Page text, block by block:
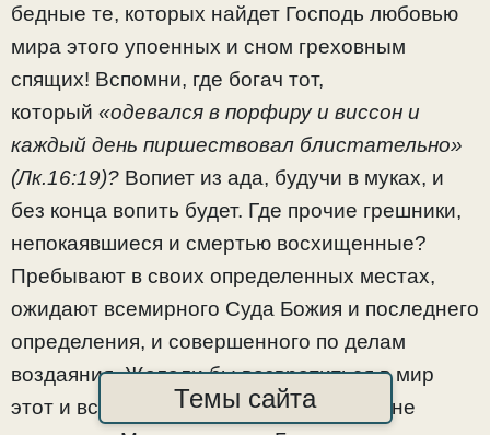
бедные те, которых найдет Господь любовью
мира этого упоенных и сном греховным
спящих! Вспомни, где богач тот,
который «одевался в порфиру и виссон и
каждый день пиршествовал блистательно»
(Лк.16:19)? Вопиет из ада, будучи в муках, и
без конца вопить будет. Где прочие грешники,
непокаявшиеся и смертью восхищенные?
Пребывают в своих определенных местах,
ожидают всемирного Суда Божия и последнего
определения, и совершенного по делам
воздаяния. Желали бы возвратиться в мир
этот и всякое совершить покаяние, но не
Темы сайта